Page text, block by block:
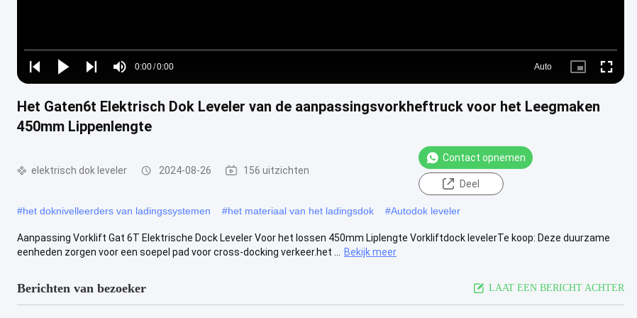
Play
Play
Play
Mute
Time
0:00/0:00
Loaded:
0%
Auto
Picture- Fullscreen
Het Gaten6t Elektrisch Dok Leveler van de aanpassingsvorkheftruck voor het Leegmaken
450mm Lippenlengte
elektrisch dok leveler 2024-08-26 156 uitzichten
Contact opnemen
Deel
#het doknivelleerders van ladingssystemen #het materiaal van het ladingsdok #Autodok leveler
Aanpassing Vorklift Gat 6T Elektrische Dock Leveler Voor het lossen 450mm Liplengte Vorkliftdock levelerTe koop: Deze duurzame
eenheden zorgen voor een soepel pad voor cross-docking verkeer.het ...
Bekijk meer
Berichten van bezoeker LAAT EEN BERICHT ACHTER